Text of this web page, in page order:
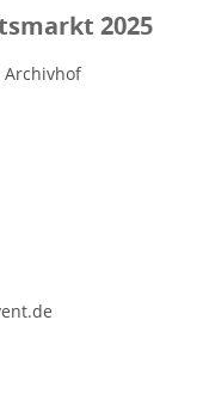
2025
Archivhof